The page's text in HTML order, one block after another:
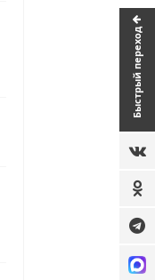
Быстрый переход